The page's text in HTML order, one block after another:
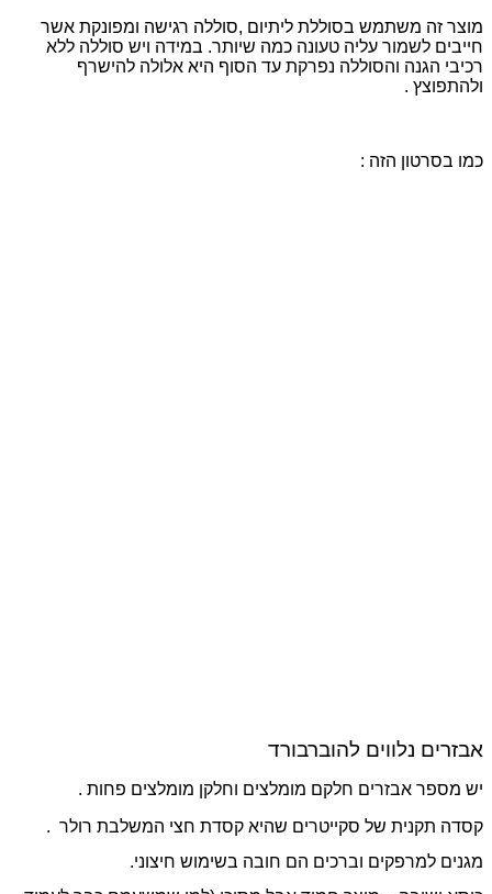
מוצר זה משתמש בסוללת ליתיום ,סוללה רגישה ומפונקת אשר
חייבים לשמור עליה טעונה כמה שיותר. במידה ויש סוללה ללא
רכיבי הגנה והסוללה נפרקת עד הסוף היא אלולה להישרף
ולהתפוצץ .
כמו בסרטון הזה :
אבזרים נלווים להוברבורד
יש מספר אבזרים חלקם מומלצים וחלקן מומלצים פחות .
קסדה תקנית של סקייטרים שהיא קסדת חצי המשלבת רולר .
מגנים למרפקים וברכים הם חובה בשימוש חיצוני.